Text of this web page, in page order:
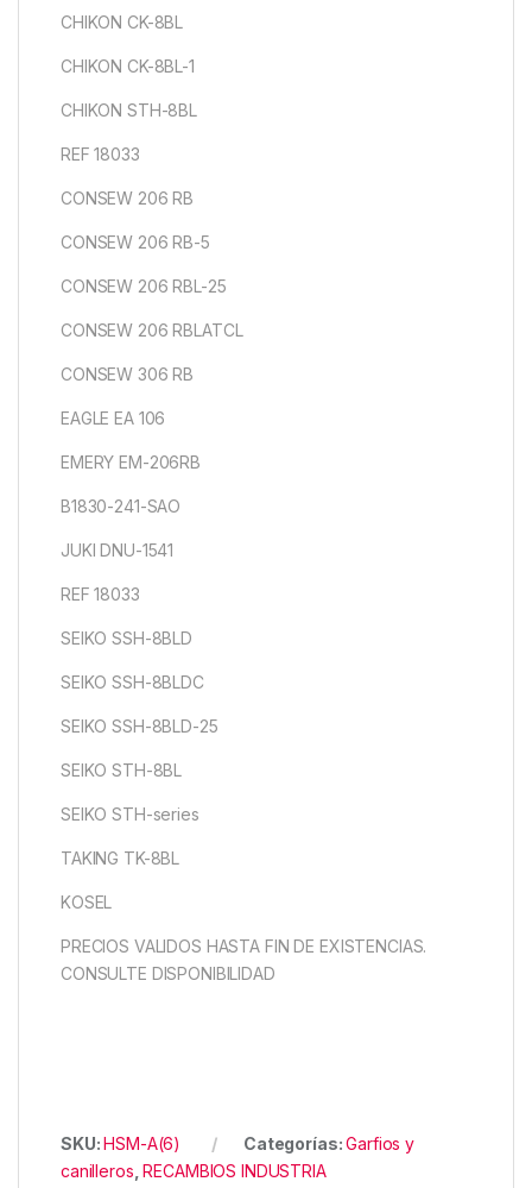
CHIKON CK-8BL
CHIKON CK-8BL-1
CHIKON STH-8BL
REF 18033
CONSEW 206 RB
CONSEW 206 RB-5
CONSEW 206 RBL-25
CONSEW 206 RBLATCL
CONSEW 306 RB
EAGLE EA 106
EMERY EM-206RB
B1830-241-SAO
JUKI DNU-1541
REF 18033
SEIKO SSH-8BLD
SEIKO SSH-8BLDC
SEIKO SSH-8BLD-25
SEIKO STH-8BL
SEIKO STH-series
TAKING TK-8BL
KOSEL
PRECIOS VALIDOS HASTA FIN DE EXISTENCIAS.
CONSULTE DISPONIBILIDAD
SKU:HSM-A(6) Categorías:Garfios y
canilleros ,RECAMBIOS INDUSTRIA